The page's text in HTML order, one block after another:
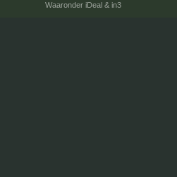
Waaronder iDeal & in3